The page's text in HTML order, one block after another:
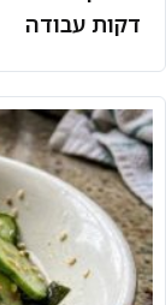
דקות עבודה